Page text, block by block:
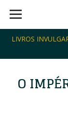
LIVROS
O